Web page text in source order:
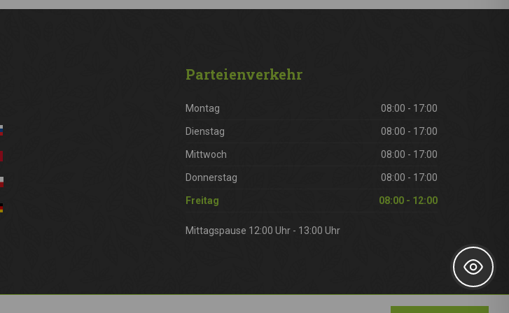
Parteienverkehr
Montag 08:00 - 17:00
Dienstag 08:00 - 17:00
Mittwoch 08:00 - 17:00
Donnerstag 08:00 - 17:00
Freitag 08:00 - 12:00
Mittagspause 12:00 Uhr - 13:00 Uhr